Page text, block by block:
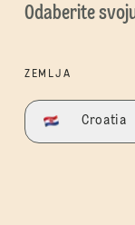
Odaberite
ZEMLJA
Croatia